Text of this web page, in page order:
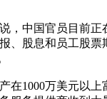
，中国官员目前正
、股息和员工股票
在1000万美元以